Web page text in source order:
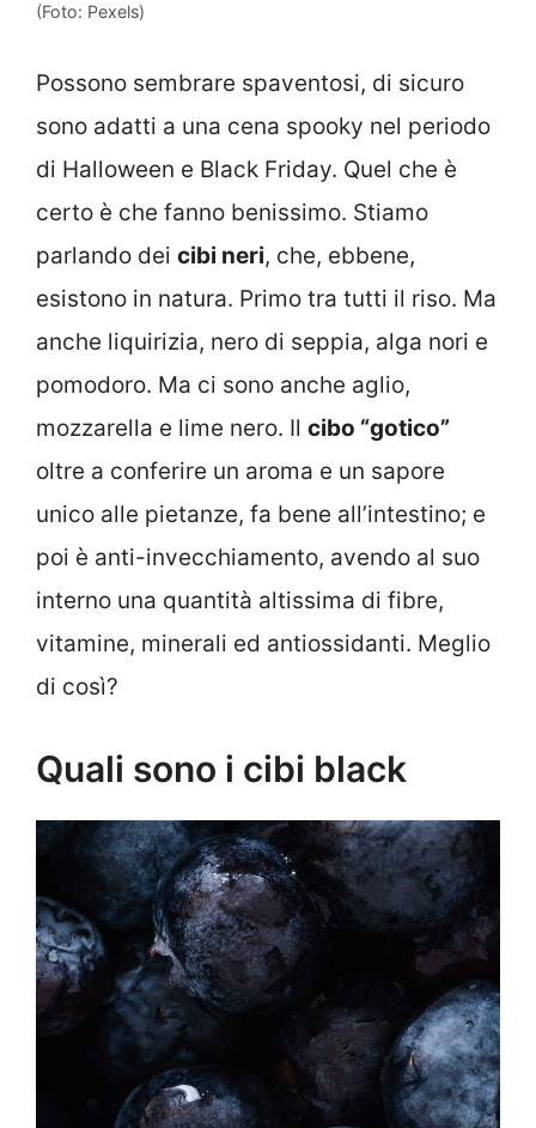
(Foto: Pexels)
Possono sembrare spaventosi, di sicuro
sono adatti a una cena spooky nel periodo
di Halloween e Black Friday. Quel che è
certo è che fanno benissimo. Stiamo
parlando dei cibi neri, che, ebbene,
esistono in natura. Primo tra tutti il riso. Ma
anche liquirizia, nero di seppia, alga nori e
pomodoro. Ma ci sono anche aglio,
mozzarella e lime nero. Il cibo “gotico”
oltre a conferire un aroma e un sapore
unico alle pietanze, fa bene all’intestino; e
poi è anti-invecchiamento, avendo al suo
interno una quantità altissima di fibre,
vitamine, minerali ed antiossidanti. Meglio
di così?
Quali sono i cibi black